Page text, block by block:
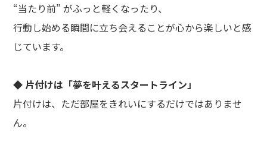
“当たり前” がふっと軽くなったり、
行動し始める瞬間に立ち会えることが心から楽しいと感
じています。
◆ 片付けは「夢を叶えるスタートライン」
片付けは、ただ部屋をきれいにするだけではありませ
ん。